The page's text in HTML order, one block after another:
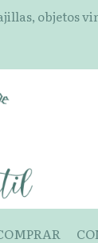
objetos